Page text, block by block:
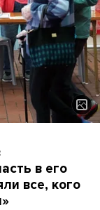
в его
все, кого